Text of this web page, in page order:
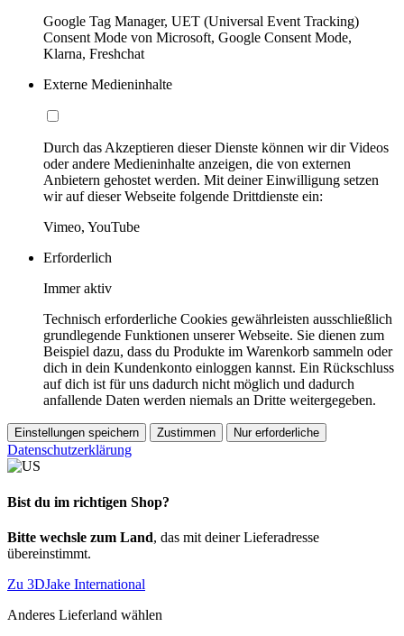
Google Tag Manager, UET (Universal Event Tracking)
Consent Mode von Microsoft, Google Consent Mode,
Klarna, Freshchat
Externe Medieninhalte
Durch das Akzeptieren dieser Dienste können wir dir Videos
oder andere Medieninhalte anzeigen, die von externen
Anbietern gehostet werden. Mit deiner Einwilligung setzen
wir auf dieser Webseite folgende Drittdienste ein:
Vimeo, YouTube
Erforderlich
Immer aktiv
Technisch erforderliche Cookies gewährleisten ausschließlich
grundlegende Funktionen unserer Webseite. Sie dienen zum
Beispiel dazu, dass du Produkte im Warenkorb sammeln oder
dich in dein Kundenkonto einloggen kannst. Ein Rückschluss
auf dich ist für uns dadurch nicht möglich und dadurch
anfallende Daten werden niemals an Dritte weitergegeben.
Einstellungen speichern Zustimmen Nur erforderliche
Datenschutzerklärung
Bist du im richtigen Shop?
Bitte wechsle zum Land, das mit deiner Lieferadresse
übereinstimmt.
Zu 3DJake International
Anderes Lieferland wählen